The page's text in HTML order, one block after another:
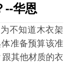
--华恩
不知道木衣架
准备预算该准
其他材质的衣